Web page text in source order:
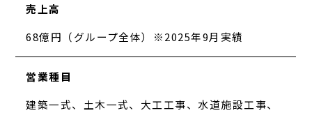
売上高
68億円（グループ全体）※2025年9月実績
営業種目
建築一式、土木一式、大工工事、水道施設工事、